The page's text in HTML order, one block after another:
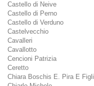
Castello di Neive
Castello di Perno
Castello di Verduno
Castelvecchio
Cavalleri
Cavallotto
Cencioni Patrizia
Ceretto
Chiara Boschis E. Pira E Figli